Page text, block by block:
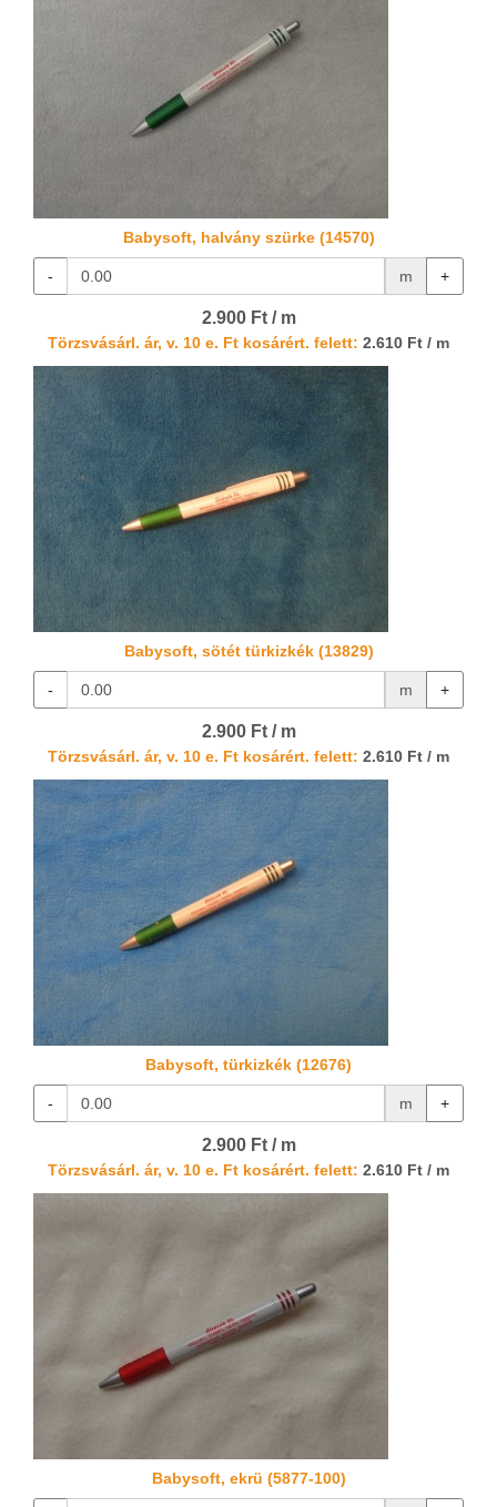
Babysoft, halvány szürke (14570)
- m +
2.900 Ft / m
Törzsvásárl. ár, v. 10 e. Ft kosárért. felett: 2.610 Ft / m
Babysoft, sötét türkizkék (13829)
- m +
2.900 Ft / m
Törzsvásárl. ár, v. 10 e. Ft kosárért. felett: 2.610 Ft / m
Babysoft, türkizkék (12676)
- m +
2.900 Ft / m
Törzsvásárl. ár, v. 10 e. Ft kosárért. felett: 2.610 Ft / m
Babysoft, ekrü (5877-100)